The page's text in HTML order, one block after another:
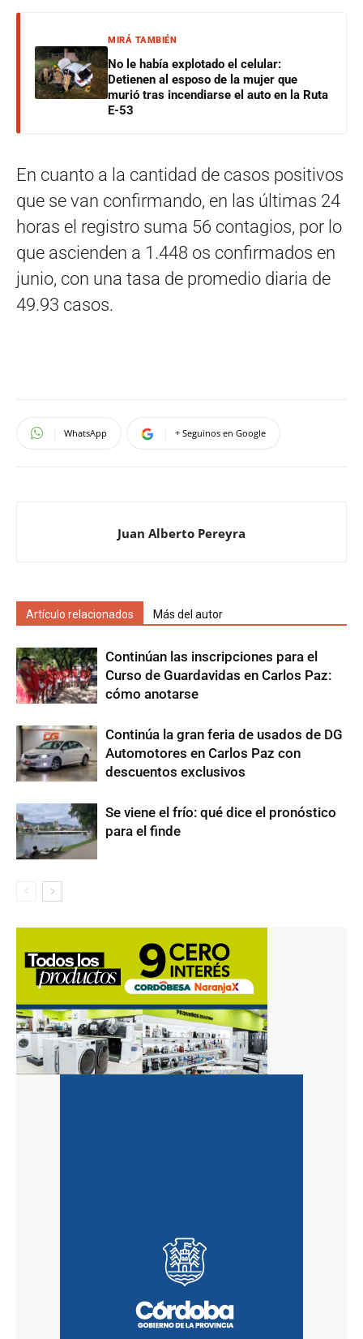
MIRÁ TAMBIÉN
No le había explotado el celular:
Detienen al esposo de la mujer que
murió tras incendiarse el auto en la Ruta
E-53
En cuanto a la cantidad de casos positivos
que se van confirmando, en las últimas 24
horas el registro suma 56 contagios, por lo
que ascienden a 1.448 os confirmados en
junio, con una tasa de promedio diaria de
49.93 casos.
WhatsApp + Seguinos en Google
Juan Alberto Pereyra
Artículo relacionados Más del autor
Continúan las inscripciones para el
Curso de Guardavidas en Carlos Paz:
cómo anotarse
Continúa la gran feria de usados de DG
Automotores en Carlos Paz con
descuentos exclusivos
Se viene el frío: qué dice el pronóstico
para el finde